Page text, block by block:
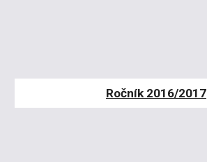
Ročník 2016/2017